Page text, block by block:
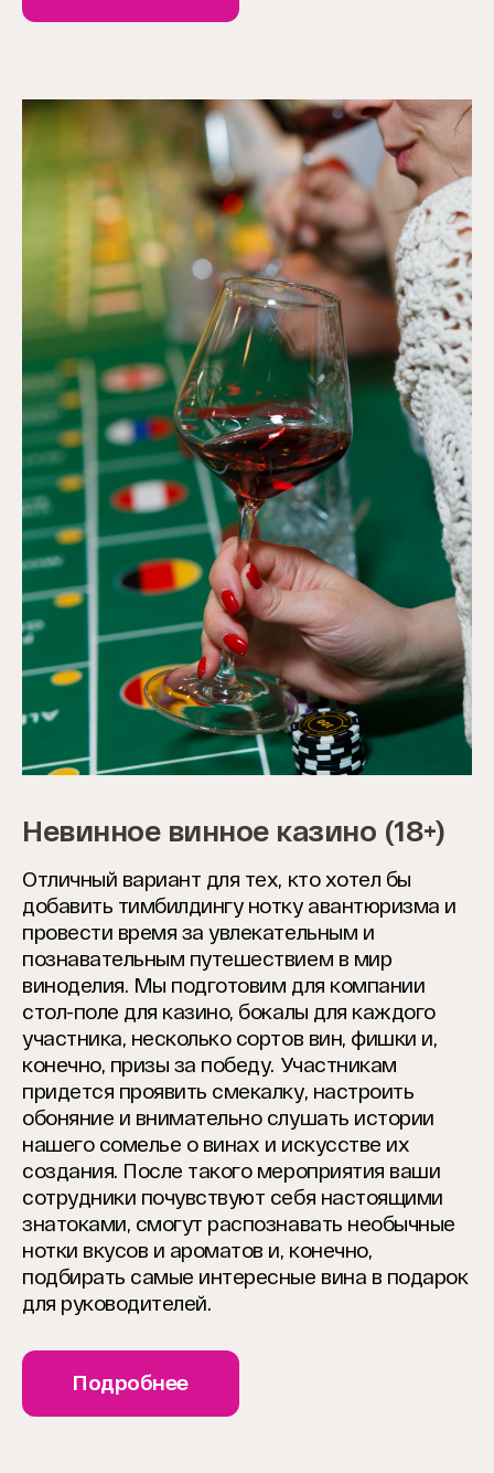
Невинное винное казино (18+)
Отличный вариант для тех, кто хотел бы
добавить тимбилдингу нотку авантюризма и
провести время за увлекательным и
познавательным путешествием в мир
виноделия. Мы подготовим для компании
стол-поле для казино, бокалы для каждого
участника, несколько сортов вин, фишки и,
конечно, призы за победу. Участникам
придется проявить смекалку, настроить
обоняние и внимательно слушать истории
нашего сомелье о винах и искусстве их
создания. После такого мероприятия ваши
сотрудники почувствуют себя настоящими
знатоками, смогут распознавать необычные
нотки вкусов и ароматов и, конечно,
подбирать самые интересные вина в подарок
для руководителей.
Подробнее